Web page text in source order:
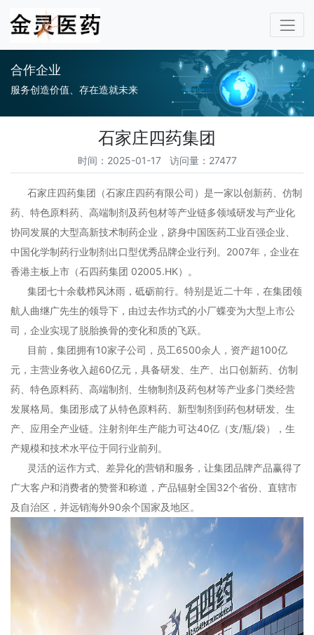
合作企业
服务创造价值、存在造就未来
石家庄四药集团
时间：2025-01-17 访问量：27477
石家庄四药集团（石家庄四药有限公司）是一家以创新药、仿制
药、特色原料药、高端制剂及药包材等产业链多领域研发与产业化
协同发展的大型高新技术制药企业，跻身中国医药工业百强企业、
中国化学制药行业制剂出口型优秀品牌企业行列。2007年，企业在
香港主板上市（石四药集团 02005.HK）。
集团七十余载栉风沐雨，砥砺前行。特别是近二十年，在集团领
航人曲继广先生的领导下，由过去作坊式的小厂蝶变为大型上市公
司，企业实现了脱胎换骨的变化和质的飞跃。
目前，集团拥有10家子公司，员工6500余人，资产超100亿
元，主营业务收入超60亿元，具备研发、生产、出口创新药、仿制
药、特色原料药、高端制剂、生物制剂及药包材等产业多门类经营
发展格局。集团形成了从特色原料药、新型制剂到药包材研发、生
产、应用全产业链。注射剂年生产能力可达40亿（支/瓶/袋），生
产规模和技术水平位于同行业前列。
灵活的运作方式、差异化的营销和服务，让集团品牌产品赢得了
广大客户和消费者的赞誉和称道，产品辐射全国32个省份、直辖市
及自治区，并远销海外90余个国家及地区。